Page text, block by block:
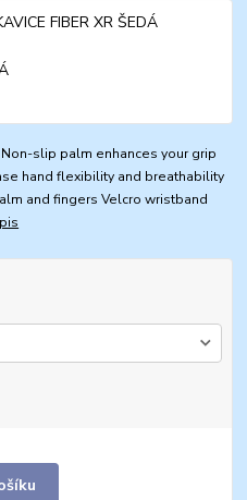
Non-slip palm enhances your grip
hand flexibility and breathability
and fingers Velcro wristband